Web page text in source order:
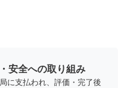
安全への取り組み
に支払われ、評価・完了後